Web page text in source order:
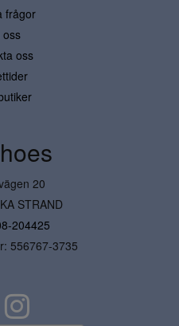
frågor
oss
oss
20
STRAND
204425
556767-3735